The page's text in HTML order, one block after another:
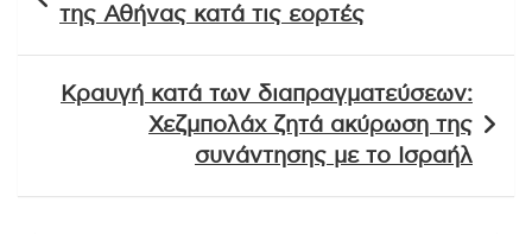
της Αθήνας κατά τις εορτές
Κραυγή κατά των διαπραγματεύσεων:
Χεζμπολάχ ζητά ακύρωση της
συνάντησης με το Ισραήλ